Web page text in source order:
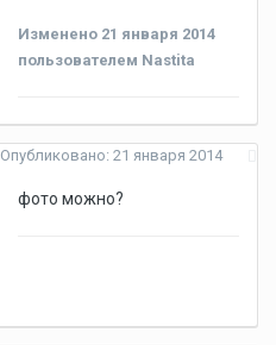
Изменено 21 января 2014
пользователем Nastita
Опубликовано: 21 января 2014
фото можно?